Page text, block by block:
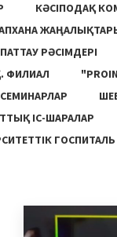
КӘСІПОДАҚ
РӘСІМДЕРІ
ФИЛИАЛ
СЕМИНАРЛАР
ІС-ШАРАЛАР
ГОСПИТАЛЬ